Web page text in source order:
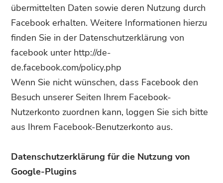
übermittelten Daten sowie deren Nutzung durch
Facebook erhalten. Weitere Informationen hierzu
finden Sie in der Datenschutzerklärung von
facebook unter http://de-
de.facebook.com/policy.php
Wenn Sie nicht wünschen, dass Facebook den
Besuch unserer Seiten Ihrem Facebook-
Nutzerkonto zuordnen kann, loggen Sie sich bitte
aus Ihrem Facebook-Benutzerkonto aus.
Datenschutzerklärung für die Nutzung von
Google-Plugins